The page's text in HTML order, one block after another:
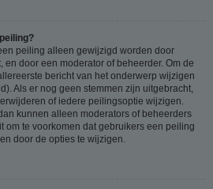
peiling alleen gewijzigd worden door
door een moderator of beheerder. Om de
bericht van het onderwerp wijzigen
Als er nog geen stemmen zijn uitgebracht,
of iedere peilingsoptie wijzigen.
kunnen alleen moderators of beheerders
om te voorkomen dat gebruikers een peiling
door de opties te wijzigen.